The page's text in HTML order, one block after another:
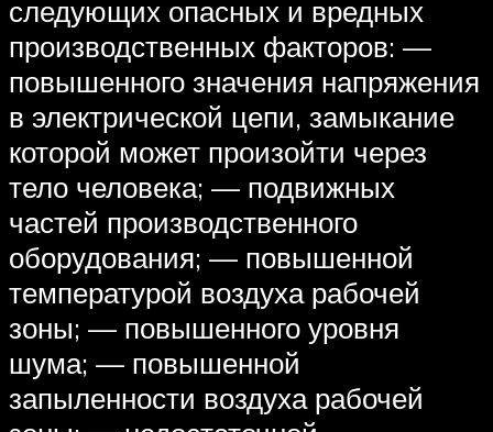
следующих опасных и вредных
производственных факторов: —
повышенного значения напряжения
в электрической цепи, замыкание
которой может произойти через
тело человека; — подвижных
частей производственного
оборудования; — повышенной
температурой воздуха рабочей
зоны; — повышенного уровня
шума; — повышенной
запыленности воздуха рабочей